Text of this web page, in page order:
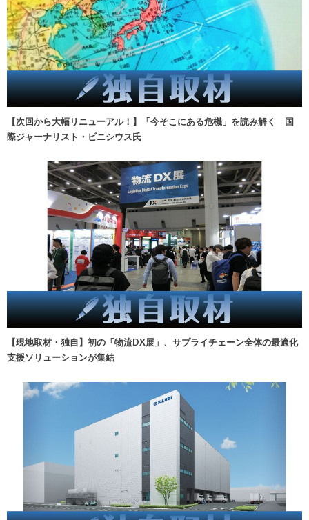
【次回から大幅リニューアル！】「今そこにある危機」を読み解く 国
際ジャーナリスト・ビニシウス氏
【現地取材・独自】初の「物流DX展」、サプライチェーン全体の最適化
支援ソリューションが集結